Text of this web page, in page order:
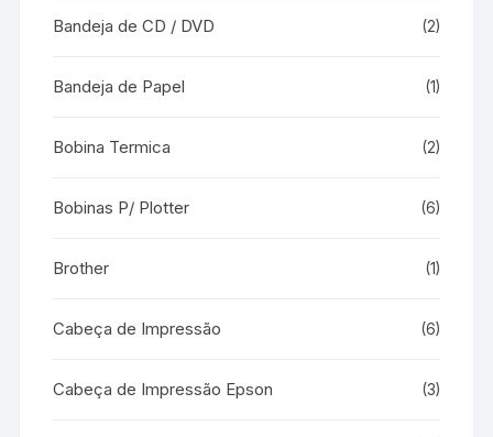
Bandeja de CD / DVD (2)
Bandeja de Papel (1)
Bobina Termica (2)
Bobinas P/ Plotter (6)
Brother (1)
Cabeça de Impressão (6)
Cabeça de Impressão Epson (3)